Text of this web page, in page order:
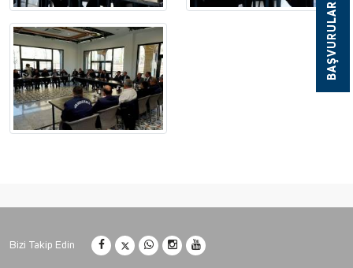
BAŞVURULAR
Bizi Takip Edin